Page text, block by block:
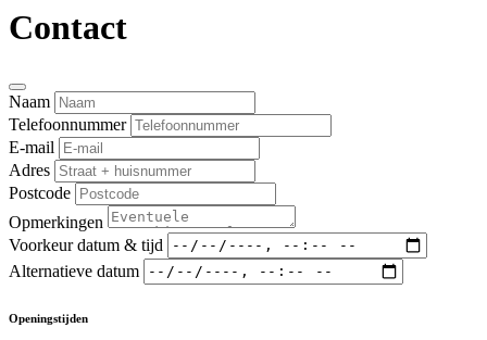
Contact
Naam
Telefoonnummer
E-mail
Adres
Postcode
Opmerkingen
Voorkeur datum & tijd
Alternatieve datum
Openingstijden